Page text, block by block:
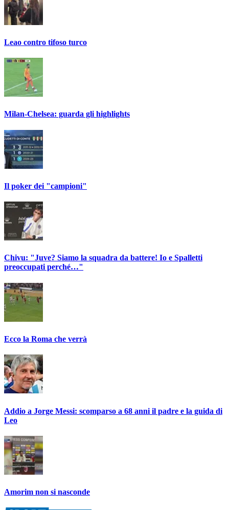
Leao contro tifoso turco
Milan-Chelsea: guarda gli highlights
Il poker dei "campioni"
Chivu: "Juve? Siamo la squadra da battere! Io e Spalletti
preoccupati perché…"
Ecco la Roma che verrà
Addio a Jorge Messi: scomparso a 68 anni il padre e la guida di
Leo
Amorim non si nasconde